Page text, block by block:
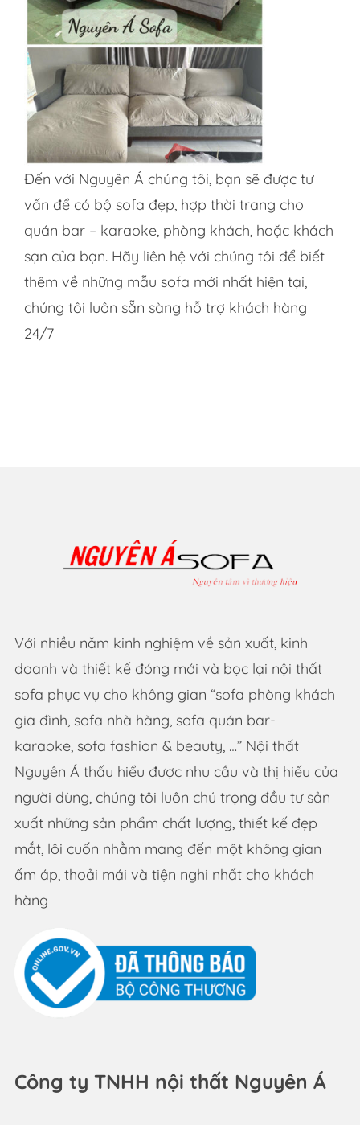
Đến với Nguyên Á chúng tôi, bạn sẽ được tư
vấn để có bộ sofa đẹp, hợp thời trang cho
quán bar – karaoke, phòng khách, hoặc khách
sạn của bạn. Hãy liên hệ với chúng tôi để biết
thêm về những mẫu sofa mới nhất hiện tại,
chúng tôi luôn sẵn sàng hỗ trợ khách hàng
24/7
Với nhiều năm kinh nghiệm về sản xuất, kinh
doanh và thiết kế đóng mới và bọc lại nội thất
sofa phục vụ cho không gian “sofa phòng khách
gia đình, sofa nhà hàng, sofa quán bar-
karaoke, sofa fashion & beauty, …” Nội thất
Nguyên Á thấu hiểu được nhu cầu và thị hiếu của
người dùng, chúng tôi luôn chú trọng đầu tư sản
xuất những sản phẩm chất lượng, thiết kế đẹp
mắt, lôi cuốn nhằm mang đến một không gian
ấm áp, thoải mái và tiện nghi nhất cho khách
hàng
Công ty TNHH nội thất Nguyên Á